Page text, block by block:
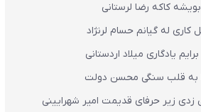
کاکه رضا لرستانی
له گیانم حسام لرنژاد
یادگاری میلاد اردستانی
به قلب سنگی محسن دولت
زیر حرفای قدیمت امیر شهرایینی